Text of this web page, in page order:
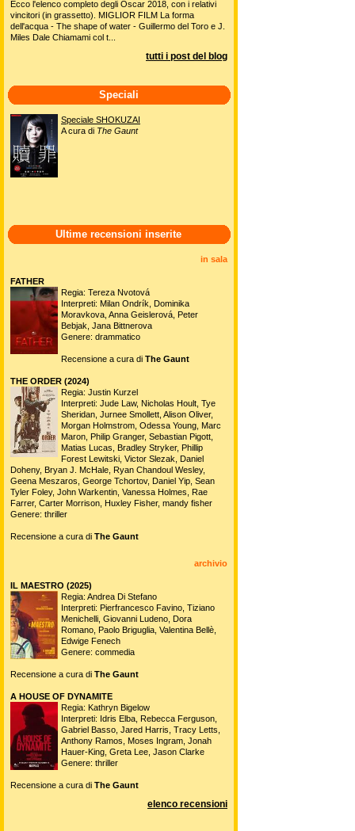
Ecco l'elenco completo degli Oscar 2018, con i relativi
vincitori (in grassetto). MIGLIOR FILM La forma
dell'acqua - The shape of water - Guillermo del Toro e J.
Miles Dale Chiamami col t...
tutti i post del blog
Speciali
Speciale SHOKUZAI
A cura di The Gaunt
Ultime recensioni inserite
in sala
FATHER
Regia: Tereza Nvotová
Interpreti: Milan Ondrík, Dominika
Moravkova, Anna Geislerová, Peter
Bebjak, Jana Bittnerova
Genere: drammatico
Recensione a cura di The Gaunt
THE ORDER (2024)
Regia: Justin Kurzel
Interpreti: Jude Law, Nicholas Hoult, Tye
Sheridan, Jurnee Smollett, Alison Oliver,
Morgan Holmstrom, Odessa Young, Marc
Maron, Philip Granger, Sebastian Pigott,
Matias Lucas, Bradley Stryker, Phillip
Forest Lewitski, Victor Slezak, Daniel
Doheny, Bryan J. McHale, Ryan Chandoul Wesley,
Geena Meszaros, George Tchortov, Daniel Yip, Sean
Tyler Foley, John Warkentin, Vanessa Holmes, Rae
Farrer, Carter Morrison, Huxley Fisher, mandy fisher
Genere: thriller
Recensione a cura di The Gaunt
archivio
IL MAESTRO (2025)
Regia: Andrea Di Stefano
Interpreti: Pierfrancesco Favino, Tiziano
Menichelli, Giovanni Ludeno, Dora
Romano, Paolo Briguglia, Valentina Bellè,
Edwige Fenech
Genere: commedia
Recensione a cura di The Gaunt
A HOUSE OF DYNAMITE
Regia: Kathryn Bigelow
Interpreti: Idris Elba, Rebecca Ferguson,
Gabriel Basso, Jared Harris, Tracy Letts,
Anthony Ramos, Moses Ingram, Jonah
Hauer-King, Greta Lee, Jason Clarke
Genere: thriller
Recensione a cura di The Gaunt
elenco recensioni